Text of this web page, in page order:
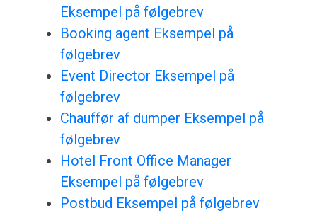
Eksempel på følgebrev
Booking agent Eksempel på
følgebrev
Event Director Eksempel på
følgebrev
Chauffør af dumper Eksempel på
følgebrev
Hotel Front Office Manager
Eksempel på følgebrev
Postbud Eksempel på følgebrev